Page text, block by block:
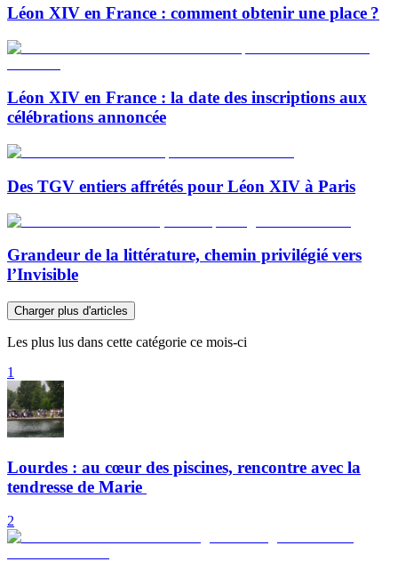
Léon XIV en France : comment obtenir une place ?
Léon XIV en France : la date des inscriptions aux
célébrations annoncée
Des TGV entiers affrétés pour Léon XIV à Paris
Grandeur de la littérature, chemin privilégié vers
l’Invisible
Charger plus d'articles
Les plus lus dans cette catégorie ce mois-ci
1
Lourdes : au cœur des piscines, rencontre avec la
tendresse de Marie
2